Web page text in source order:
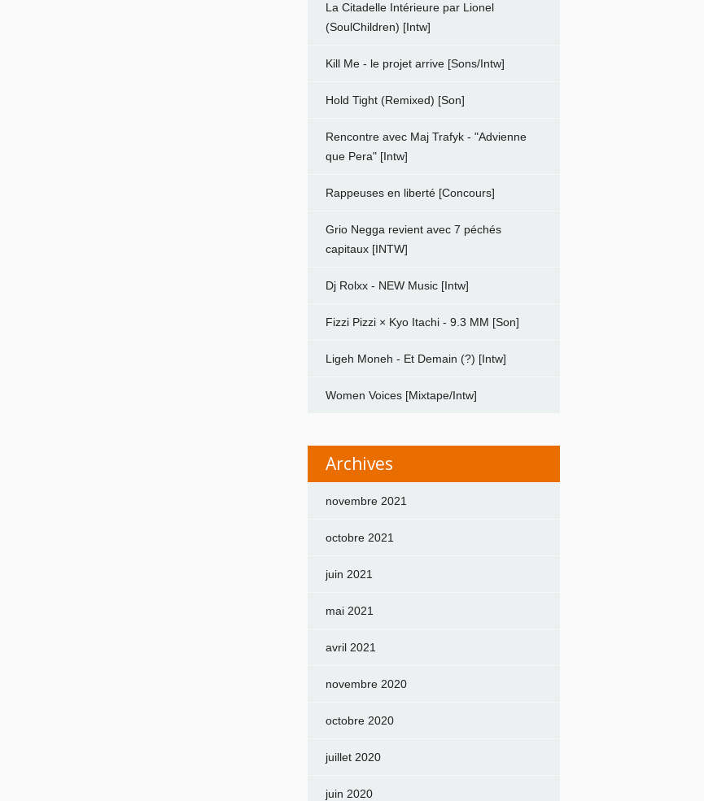
La Citadelle Intérieure par Lionel
(SoulChildren) [Intw]
Kill Me - le projet arrive [Sons/Intw]
Hold Tight (Remixed) [Son]
Rencontre avec Maj Trafyk - "Advienne
que Pera" [Intw]
Rappeuses en liberté [Concours]
Grio Negga revient avec 7 péchés
capitaux [INTW]
Dj Rolxx - NEW Music [Intw]
Fizzi Pizzi × Kyo Itachi - 9.3 MM [Son]
Ligeh Moneh - Et Demain (?) [Intw]
Women Voices [Mixtape/Intw]
Archives
novembre 2021
octobre 2021
juin 2021
mai 2021
avril 2021
novembre 2020
octobre 2020
juillet 2020
juin 2020